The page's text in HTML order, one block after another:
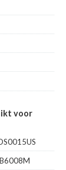
voor